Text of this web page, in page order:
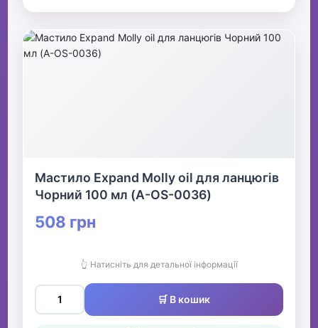
Мастило Expand Molly oil для ланцюгів
Чорний 100 мл (A-OS-0036)
508 грн
👆 Натисніть для детальної інформації
🛒 В кошик